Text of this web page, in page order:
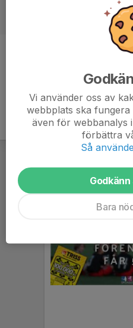
Vi använder oss av
webbplats ska
även för webbanalys
förbättra
Så
Bara